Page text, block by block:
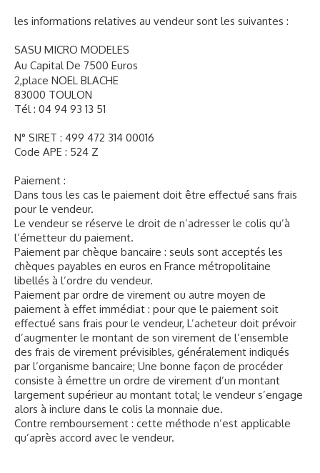
les informations relatives au vendeur sont les suivantes :
SASU MICRO MODELES
Au Capital De 7500 Euros
2,place NOEL BLACHE
83000 TOULON
Tél : 04 94 93 13 51
N° SIRET : 499 472 314 00016
Code APE : 524 Z
Paiement :
Dans tous les cas le paiement doit être effectué sans frais
pour le vendeur.
Le vendeur se réserve le droit de n’adresser le colis qu’à
l’émetteur du paiement.
Paiement par chèque bancaire : seuls sont acceptés les
chèques payables en euros en France métropolitaine
libellés à l’ordre du vendeur.
Paiement par ordre de virement ou autre moyen de
paiement à effet immédiat : pour que le paiement soit
effectué sans frais pour le vendeur, L’acheteur doit prévoir
d’augmenter le montant de son virement de l’ensemble
des frais de virement prévisibles, généralement indiqués
par l’organisme bancaire; Une bonne façon de procéder
consiste à émettre un ordre de virement d’un montant
largement supérieur au montant total; le vendeur s’engage
alors à inclure dans le colis la monnaie due.
Contre remboursement : cette méthode n’est applicable
qu’après accord avec le vendeur.